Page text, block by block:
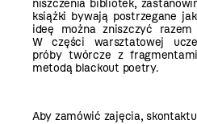
niszczenia bibliotek,
książki bywają postrzegane
ideę można zniszczyć
W części warsztatowej
próby twórcze z
metodą blackout poetry.
Aby zamówić zajęcia,